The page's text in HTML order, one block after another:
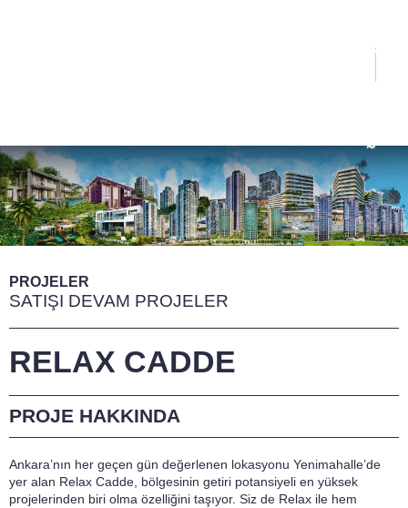
PROJELER
SATIŞI DEVAM PROJELER
RELAX CADDE
PROJE HAKKINDA
Ankara’nın her geçen gün değerlenen lokasyonu Yenimahalle’de
yer alan Relax Cadde, bölgesinin getiri potansiyeli en yüksek
projelerinden biri olma özelliğini taşıyor. Siz de Relax ile hem